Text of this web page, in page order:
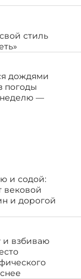
стиль
дождями
погоды
неделю —
и содой:
вековой
и дорогой
и взбиваю